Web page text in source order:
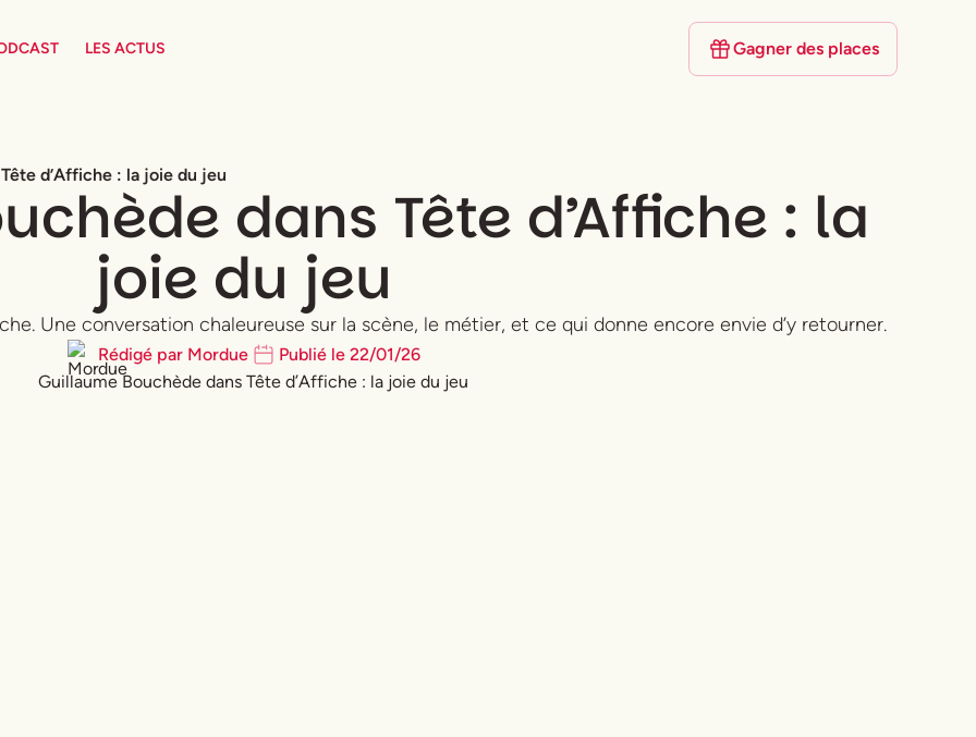
LES ACTUS Gagner des places
d’Affiche : la joie du jeu
dans Tête d’Affiche : la
joie du jeu
Une conversation chaleureuse sur la scène, le métier, et ce qui donne encore envie d’y retourner.
Rédigé par Mordue Publié le 22/01/26